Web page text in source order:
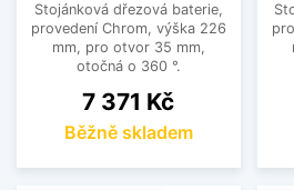
Stojánková dřezová baterie,
provedení Chrom, výška 226
mm, pro otvor 35 mm,
otočná o 360 °.
Cena
7 371 Kč
Běžně skladem